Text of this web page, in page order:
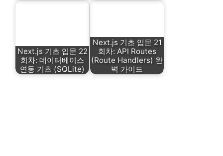
Next.js 기초 입문 22
회차: 데이터베이스
연동 기초 (SQLite)
Next.js 기초 입문 21
회차: API Routes
(Route Handlers) 완
벽 가이드